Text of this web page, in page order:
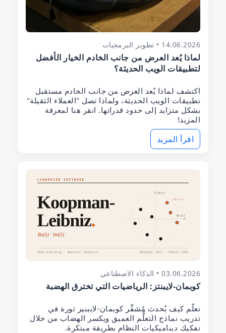
14.06.2026 • تطوير البرمجيات
لماذا يُعد العرض من جانب الخادم الخيار الأفضل
لتطبيقات الويب الحديثة؟
اكتشف لماذا يُعد العرض من جانب الخادم مستقبل
تطبيقات الويب الحديثة، ولماذا تصل "العملاء الثقيلة"
بشكل متزايد إلى حدود قدراتها. انقر هنا لمعرفة
المزيد!
اقرأ المزيد
03.06.2026 • الذكاء الاصطناعي
كوبمان-لايبنتز: الرياضيات التي تخترق الهضبة
تعلّم كيف يُحدث مُشفِّر كوبمان-لايبنيز ثورة في
تدريب نماذج التعلُّم العميق ويكسر الهضاب من خلال
تفكيك ديناميكيات النظام بطريقة مبتكرة.